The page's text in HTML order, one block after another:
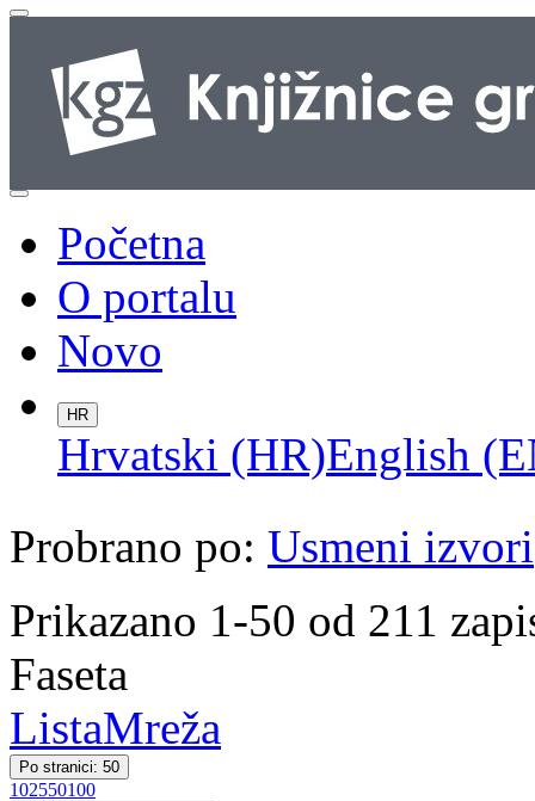
Početna
O portalu
Novo
HR
Hrvatski (HR)English
Probrano po: Usmeni izvori
Prikazano 1-50 od 211
Faseta
ListaMreža
Po stranici: 50
102550100